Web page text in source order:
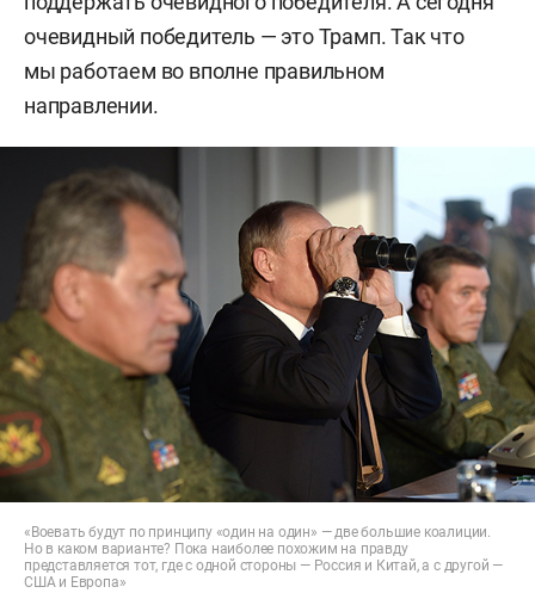
очевидный победитель — это Трамп. Так что
мы работаем во вполне правильном
направлении.
«Воевать будут по принципу «один на один» — две большие коалиции.
Но в каком варианте? Пока наиболее похожим на правду
представляется тот, где с одной стороны — Россия и Китай, а с другой —
США и Европа»